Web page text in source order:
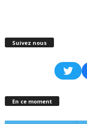
Suivez nous
En ce moment